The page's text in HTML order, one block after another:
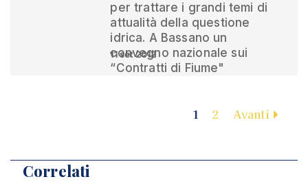
per trattare i grandi temi di
attualità della questione
idrica. A Bassano un
convegno nazionale sui
“Contratti di Fiume"
11 set 2012
1 2 Avanti
Correlati